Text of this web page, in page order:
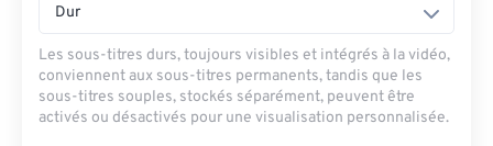
Dur
Les sous-titres durs, toujours visibles et intégrés à la vidéo,
conviennent aux sous-titres permanents, tandis que les
sous-titres souples, stockés séparément, peuvent être
activés ou désactivés pour une visualisation personnalisée.